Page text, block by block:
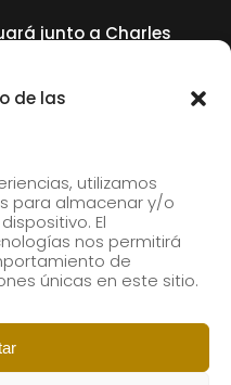
de las
utilizamos
para almacenar y/o
El
nos permitirá
de
únicas en este sitio.
junto a Charles
receive our news by